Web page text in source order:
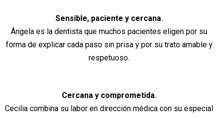
Sensible, paciente y cercana.
Ángela es la dentista que muchos pacientes eligen por su
forma de explicar cada paso sin prisa y por su trato amable y
respetuoso.
Cercana y comprometida.
Cecilia combina su labor en dirección médica con su especial